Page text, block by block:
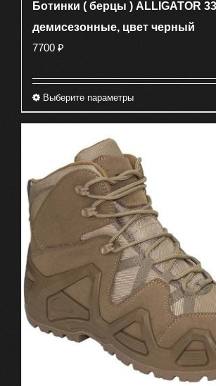
Ботинки ( берцы ) ALLIGATOR
демисезонные, цвет черный
7700 ₽
Выберите параметрыЭтот
несколько
вариаций.
Опции
можно
выбрать
на
странице
товара.